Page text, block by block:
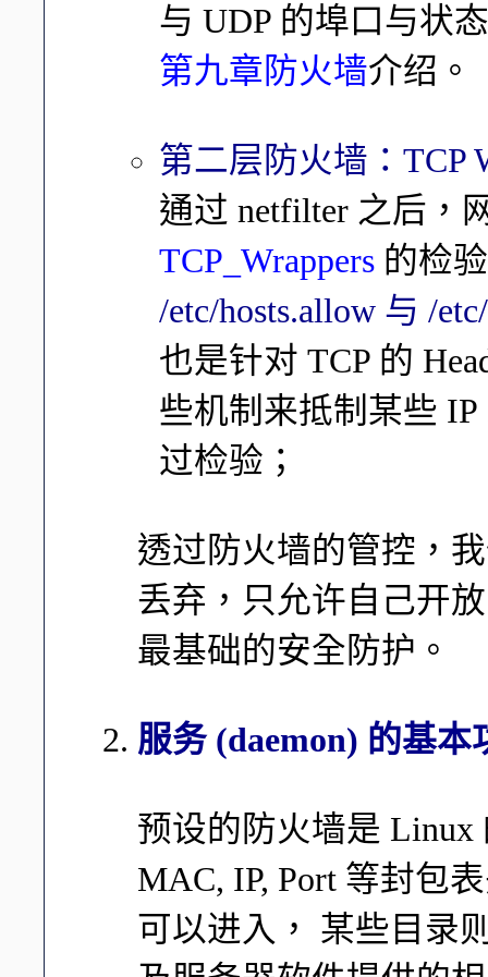
与 UDP 的埠口与状
第九章防火墙介绍。
第二层防火墙：TCP
通过 netfilter 之后，
TCP_Wrappers 的检
/etc/hosts.allow 与 /
也是针对 TCP 的
些机制来抵制某些
过检验；
透过防火墙的管控，
丢弃，只允许自己开
最基础的安全防护。
服务 (daemon) 的基本
预设的防火墙是
MAC, IP, Port 等封包
可以进入， 某些目录